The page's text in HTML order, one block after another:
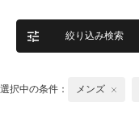
絞り込み検索
選択中の条件： メンズ